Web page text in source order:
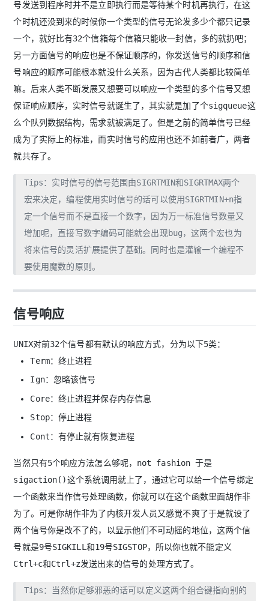
号发送到程序时并不是立即执行而是等待某个时机再执行，在这
个时机还没到来的时候你一个类型的信号无论发多少个都只记录
一个，就好比有32个信箱每个信箱只能收一封信，多的就扔吧；
另一方面信号的响应也是不保证顺序的，你发送信号的顺序和信
号响应的顺序可能根本就没什么关系，因为古代人类都比较简单
嘛。后来人类不断发展又想要可以响应一个类型的多个信号又想
保证响应顺序，实时信号就诞生了，其实就是加了个sigqueue这
么个队列数据结构，需求就被满足了。但是之前的简单信号已经
成为了实际上的标准，而实时信号的应用也还不如前者广，两者
就共存了。
Tips：实时信号的信号范围由SIGRTMIN和SIGRTMAX两个
宏来决定，编程使用实时信号的话可以使用SIGRTMIN+n指
定一个信号而不是直接一个数字，因为万一标准信号数量又
增加呢，直接写数字编码可能就会出现bug，这两个宏也为
将来信号的灵活扩展提供了基础。同时也是灌输一个编程不
要使用魔数的原则。
信号响应
UNIX对前32个信号都有默认的响应方式，分为以下5类：
Term：终止进程
Ign：忽略该信号
Core：终止进程并保存内存信息
Stop：停止进程
Cont：有停止就有恢复进程
当然只有5个响应方法怎么够呢，not fashion 于是
sigaction()这个系统调用就上了，通过它可以给一个信号绑定
一个函数来当作信号处理函数，你就可以在这个函数里面胡作非
为了。可是你胡作非为了内核开发人员又感觉不爽了于是就设了
两个信号你是改不了的，以显示他们不可动摇的地位，这两个信
号就是9号SIGKILL和19号SIGSTOP，所以你也就不能定义
Ctrl+c和Ctrl+z发送出来的信号的处理方式了。
Tips：当然你足够邪恶的话可以定义这两个组合键指向别的